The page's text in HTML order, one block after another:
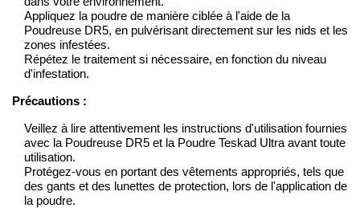
Appliquez la poudre de manière ciblée à l'aide de la
Poudreuse DR5, en pulvérisant directement sur les nids et les
zones infestées.
Répétez le traitement si nécessaire, en fonction du niveau
d'infestation.
Précautions :
Veillez à lire attentivement les instructions d'utilisation fournies
avec la Poudreuse DR5 et la Poudre Teskad Ultra avant toute
utilisation.
Protégez-vous en portant des vêtements appropriés, tels que
des gants et des lunettes de protection, lors de l'application de
la poudre.